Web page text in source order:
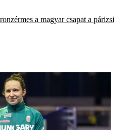
a magyar csapat a párizsi